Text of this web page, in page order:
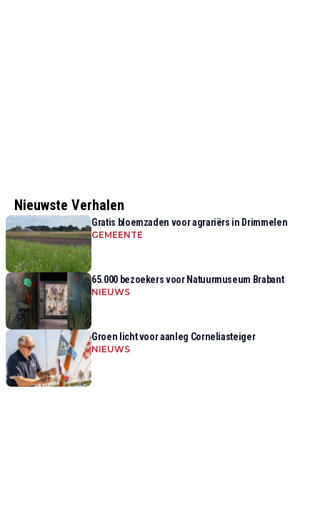
Nieuwste Verhalen
Gratis bloemzaden voor agrariërs in Drimmelen
GEMEENTE
65.000 bezoekers voor Natuurmuseum Brabant
NIEUWS
Groen licht voor aanleg Corneliasteiger
NIEUWS